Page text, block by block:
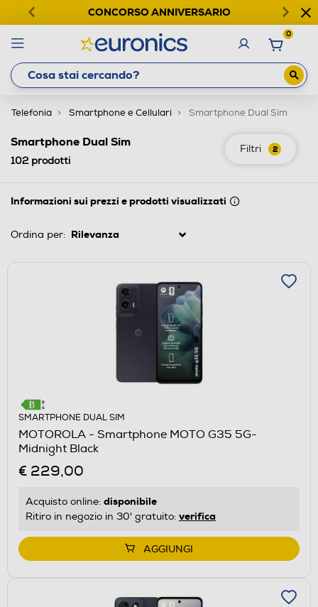
CONCORSO ANNIVERSARIO
0
Telefonia Smartphone e Cellulari Smartphone Dual Sim
Filtri 2
Smartphone Dual Sim
102prodotti
Informazioni sui prezzi e prodotti visualizzati
Ordina per:
SMARTPHONE DUAL SIM
MOTOROLA - Smartphone MOTO G35 5G-
Midnight Black
€ 229,00
Acquisto online: disponibile
Ritiro in negozio in 30' gratuito: verifica
AGGIUNGI